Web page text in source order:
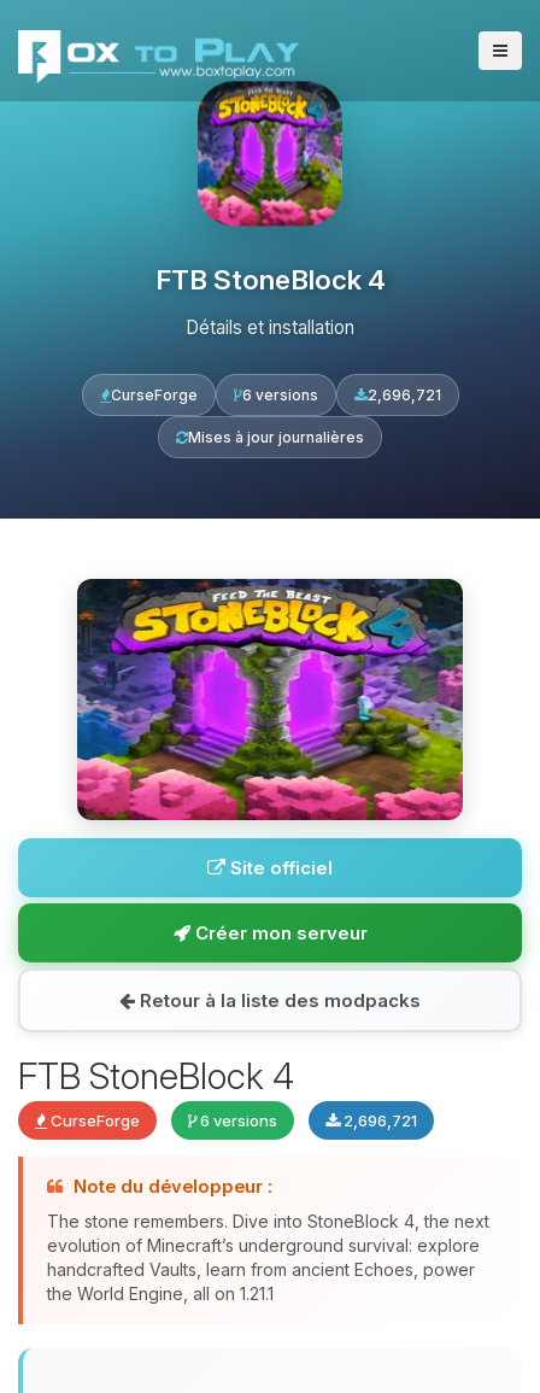
FTB StoneBlock 4
Détails et installation
CurseForge 6 versions 2,696,721
Mises à jour journalières
Site officiel
Créer mon serveur
Retour à la liste des modpacks
FTB StoneBlock 4
CurseForge 6 versions 2,696,721
Note du développeur :
The stone remembers. Dive into StoneBlock 4, the next
evolution of Minecraft’s underground survival: explore
handcrafted Vaults, learn from ancient Echoes, power
the World Engine, all on 1.21.1
Youpi, enfin quelqu’un pour me
parler ! Moi c’est Choupy, ton petit